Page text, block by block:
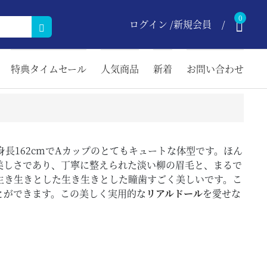
ログイン /新規会員 0
特典タイムセール 人気商品 新着 お問い合わせ
162cmでAカップのとてもキュートな体型です。ほん
さであり、丁寧に整えられた淡い柳の眉毛と、まるで
生きとした生き生きとした瞳歯すごく美しいです。こ
できます。この美しく実用的な リアルドールを愛せな